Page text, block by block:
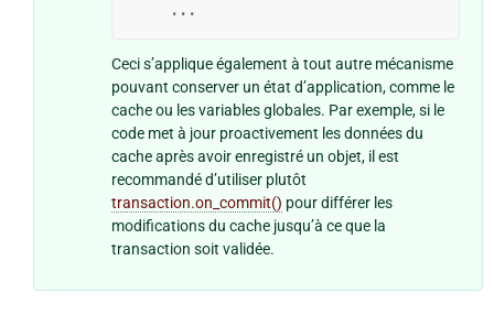
...
Ceci s’applique également à tout autre mécanisme
pouvant conserver un état d’application, comme le
cache ou les variables globales. Par exemple, si le
code met à jour proactivement les données du
cache après avoir enregistré un objet, il est
recommandé d’utiliser plutôt
transaction.on_commit() pour différer les
modifications du cache jusqu’à ce que la
transaction soit validée.